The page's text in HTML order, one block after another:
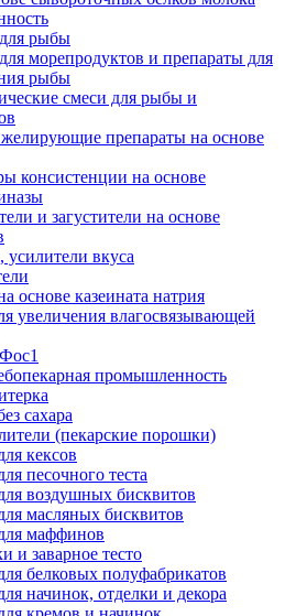
рыбы
морепродуктов и препараты для
рыбы
смеси для рыбы и
желирующие препараты на основе
консистенции на основе
и загустители на основе
усилители вкуса
основе казеината натрия
увеличения влагосвязывающей
промышленность
сахара
(пекарские порошки)
кексов
песочного теста
воздушных бисквитов
масляных бисквитов
маффинов
и заварное тесто
белковых полуфабрикатов
начинок, отделки и декора